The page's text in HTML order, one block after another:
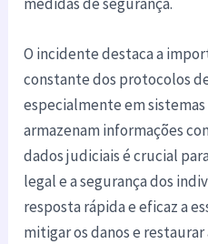
O incidente destaca a
constante dos protocolos
especialmente em
armazenam informações
dados judiciais é crucial
legal e a segurança dos
resposta rápida e eficaz a
mitigar os danos e